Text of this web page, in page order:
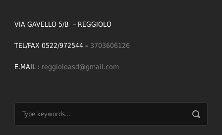
VIA GAVELLO 5/B – REGGIOLO
TEL/FAX 0522/972544 – 3703606126
E.MAIL : reggioloasd@gmail.com